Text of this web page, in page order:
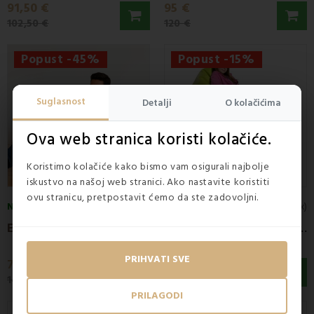
Suglasnost Detalji O kolačićima
Ova web stranica koristi kolačiće.
Koristimo kolačiće kako bismo vam osigurali najbolje
iskustvo na našoj web stranici. Ako nastavite koristiti
ovu stranicu, pretpostavit ćemo da ste zadovoljni.
PRILAGODI
PRIHVATI SVE
91,50 € 95 €
Popust -45%
NA ZALIHI
143,90 €
Popust -15%
B
ean bag mala kuglica limete EMI
87,50 €
102,50 €